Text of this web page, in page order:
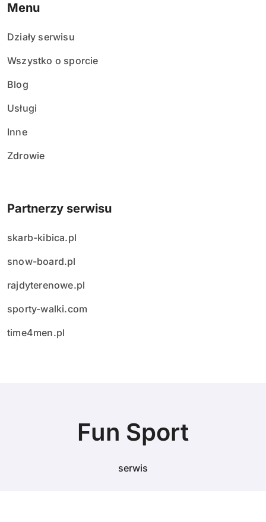
Menu
Działy serwisu
Wszystko o sporcie
Blog
Usługi
Inne
Zdrowie
Partnerzy serwisu
skarb-kibica.pl
snow-board.pl
rajdyterenowe.pl
sporty-walki.com
time4men.pl
Fun Sport
serwis